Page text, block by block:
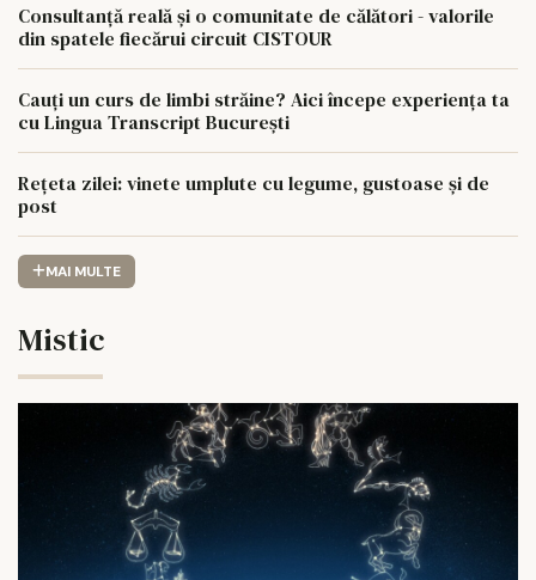
Consultanță reală și o comunitate de călători - valorile
din spatele fiecărui circuit CISTOUR
Cauți un curs de limbi străine? Aici începe experiența ta
cu Lingua Transcript București
Rețeta zilei: vinete umplute cu legume, gustoase și de
post
MAI MULTE
Mistic